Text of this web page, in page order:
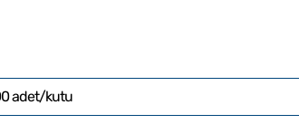
adet/kutu